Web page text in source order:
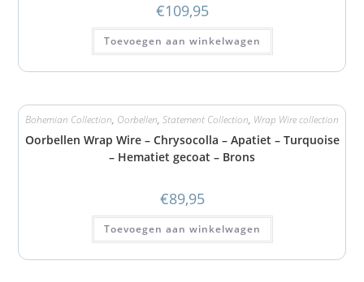
€109,95
Toevoegen aan winkelwagen
Bohemian Collection, Oorbellen, Statement Collection, Wrap Wire collection
Oorbellen Wrap Wire – Chrysocolla – Apatiet – Turquoise
– Hematiet gecoat – Brons
€89,95
Toevoegen aan winkelwagen